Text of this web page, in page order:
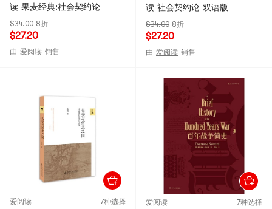
读 果麦经典:社会契约论
$34.00 8折
$27.20
由 爱阅读 销售
读 社会契约论 双语版
$34.00 8折
$27.20
由 爱阅读 销售
爱阅读 7种选择 爱阅读 7种选择